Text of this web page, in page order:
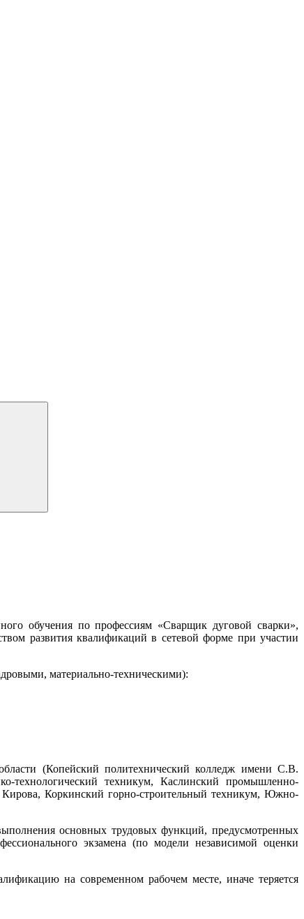
обучения по профессиям «Сварщик дуговой сварки»,
развития квалификаций в сетевой форме при участии
материально-техническими):
(Копейский политехнический колледж имени С.В.
технологический техникум, Каслинский промышленно-
Коркинский горно-строительный техникум, Южно-
основных трудовых функций, предусмотренных
экзамена (по модели независимой оценки
на современном рабочем месте, иначе теряется